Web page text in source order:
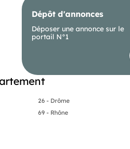
Dépôt d'annonces
Déposer une annonce sur le
portail N°1
26 - Drôme
69 - Rhône